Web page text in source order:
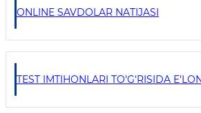
ONLINE SAVDOLAR NATIJASI
TEST IMTIHONLARI TO'G'RISIDA